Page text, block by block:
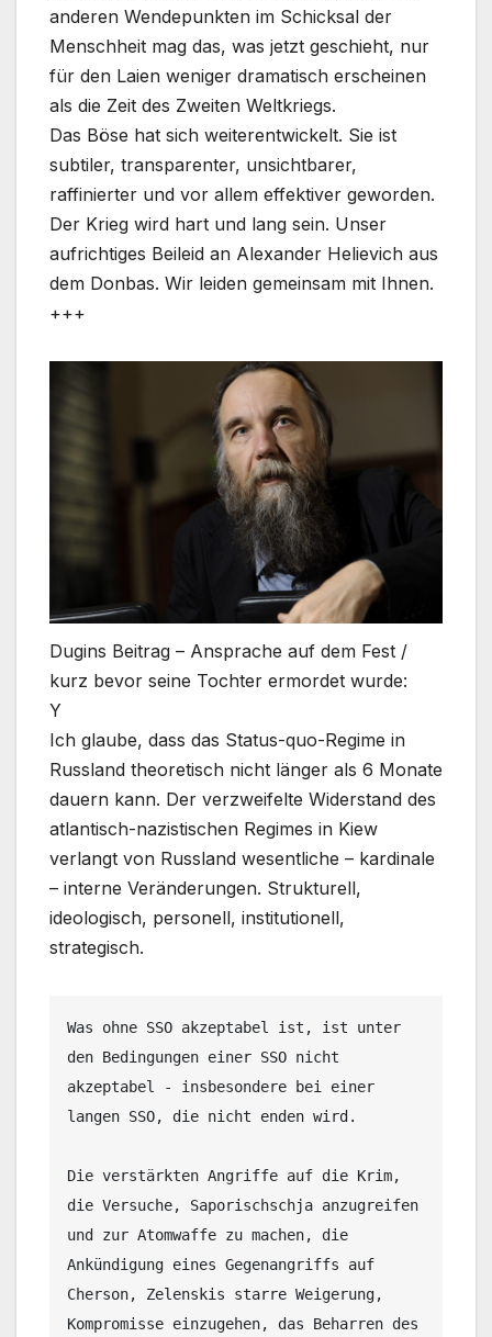
anderen Wendepunkten im Schicksal der
Menschheit mag das, was jetzt geschieht, nur
für den Laien weniger dramatisch erscheinen
als die Zeit des Zweiten Weltkriegs.
Das Böse hat sich weiterentwickelt. Sie ist
subtiler, transparenter, unsichtbarer,
raffinierter und vor allem effektiver geworden.
Der Krieg wird hart und lang sein. Unser
aufrichtiges Beileid an Alexander Helievich aus
dem Donbas. Wir leiden gemeinsam mit Ihnen.
+++
Dugins Beitrag – Ansprache auf dem Fest /
kurz bevor seine Tochter ermordet wurde:
Y
Ich glaube, dass das Status-quo-Regime in
Russland theoretisch nicht länger als 6 Monate
dauern kann. Der verzweifelte Widerstand des
atlantisch-nazistischen Regimes in Kiew
verlangt von Russland wesentliche – kardinale
– interne Veränderungen. Strukturell,
ideologisch, personell, institutionell,
strategisch.
Was ohne SSO akzeptabel ist, ist unter
den Bedingungen einer SSO nicht
akzeptabel - insbesondere bei einer
langen SSO, die nicht enden wird.
Die verstärkten Angriffe auf die Krim,
die Versuche, Saporischschja anzugreifen
und zur Atomwaffe zu machen, die
Ankündigung eines Gegenangriffs auf
Cherson, Zelenskis starre Weigerung,
Kompromisse einzugehen, das Beharren des